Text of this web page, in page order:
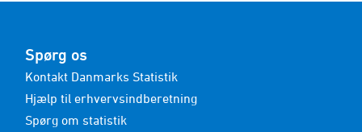
Spørg os
Kontakt Danmarks Statistik
Hjælp til erhvervsindberetning
Spørg om statistik